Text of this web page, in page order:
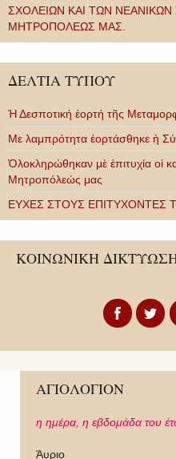
ΣΧΟΛΕΙΩΝ ΚΑΙ ΤΩΝ
ΜΗΤΡΟΠΟΛΕΩΣ ΜΑΣ.
ΔΕΛΤΙΑ ΤΥΠΟΥ
Ἡ Δεσποτική ἑορτή τῆς
Με λαμπρότητα ἑορτάσθηκε ἡ
Ὁλοκληρώθηκαν μὲ ἐπιτυχία οἱ
Μητροπόλεώς μας
ΕΥΧΕΣ ΣΤΟΥΣ ΕΠΙΤΥΧΟΝΤΕΣ
ΚΟΙΝΩΝΙΚΗ
ΑΓΙΟΛΟΓΙΟΝ
η ημέρα, η εβδομάδα του
Άυριο